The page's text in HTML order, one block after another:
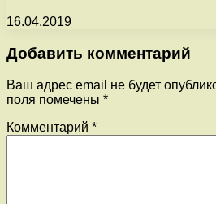
16.04.2019
Добавить комментарий
Ваш адрес email не будет
поля помечены *
Комментарий *